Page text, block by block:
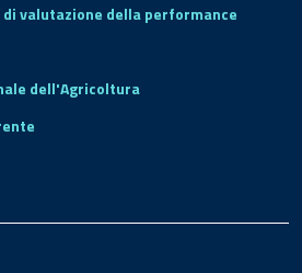
valutazione della performance
dell'Agricoltura